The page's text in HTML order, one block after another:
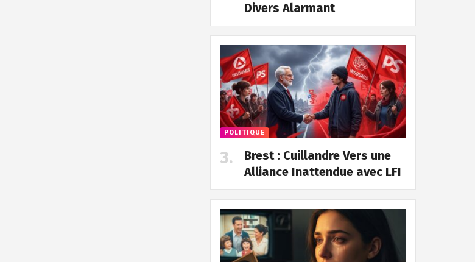
Divers Alarmant
POLITIQUE
Brest : Cuillandre Vers une
Alliance Inattendue avec LFI